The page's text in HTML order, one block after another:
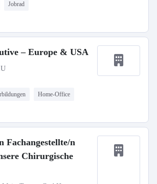
Jobrad
– Europe & USA
Home-Office
Fachangestellte/n
Chirurgische